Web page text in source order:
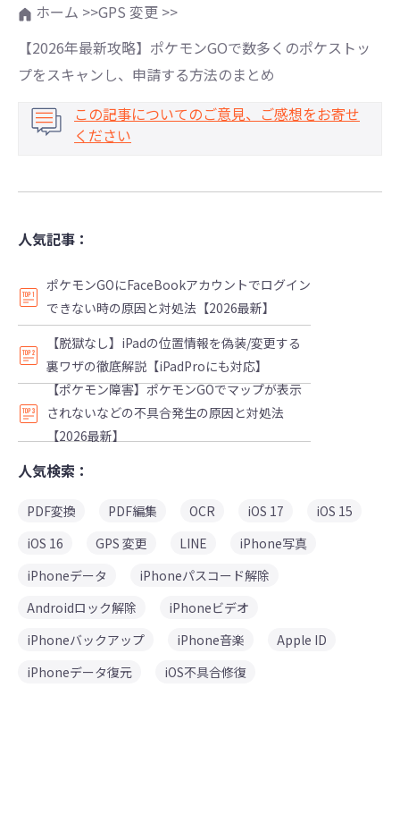
ホーム >>GPS 変更 >>
【2026年最新攻略】ポケモンGOで数多くのポケストッ
プをスキャンし、申請する方法のまとめ
この記事についてのご意見、ご感想をお寄せ
ください
人気記事：
ポケモンGOにFaceBookアカウントでログイン
できない時の原因と対処法【2026最新】
【脱獄なし】iPadの位置情報を偽装/変更する
裏ワザの徹底解説【iPadProにも対応】
【ポケモン障害】ポケモンGOでマップが表示
されないなどの不具合発生の原因と対処法
【2026最新】
人気検索：
PDF変換 PDF編集 OCR iOS 17
iOS 15
iOS 16
GPS 変更 LINE
iPhone写真
iPhoneデータ
iPhoneパスコード解除
Androidロック解除
iPhoneビデオ
iPhoneバックアップ
iPhone音楽
Apple ID
iPhoneデータ復元
iOS不具合修復